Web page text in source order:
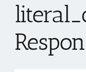
CONTACTO